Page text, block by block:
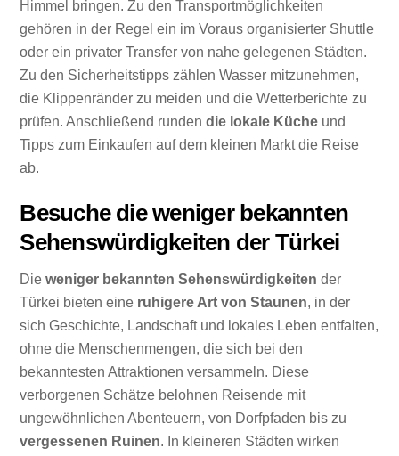
Himmel bringen. Zu den Transportmöglichkeiten
gehören in der Regel ein im Voraus organisierter Shuttle
oder ein privater Transfer von nahe gelegenen Städten.
Zu den Sicherheitstipps zählen Wasser mitzunehmen,
die Klippenränder zu meiden und die Wetterberichte zu
prüfen. Anschließend rundendie lokale Küche und
Tipps zum Einkaufen auf dem kleinen Markt die Reise
ab.
Besuche die weniger bekannten
Sehenswürdigkeiten der Türkei
Dieweniger bekannten Sehenswürdigkeiten der
Türkei bieten eine ruhigere Art von Staunen, in der
sich Geschichte, Landschaft und lokales Leben entfalten,
ohne die Menschenmengen, die sich bei den
bekanntesten Attraktionen versammeln. Diese
verborgenen Schätze belohnen Reisende mit
ungewöhnlichen Abenteuern, von Dorfpfaden bis zu
vergessenen Ruinen. In kleineren Städten wirken